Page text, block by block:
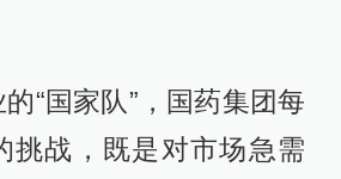
“国家队”，国药集团每
挑战，既是对市场急需